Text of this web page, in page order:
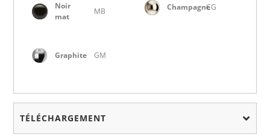
Noir
mat
MB ChampagneCG
Graphite GM
TÉLÉCHARGEMENT